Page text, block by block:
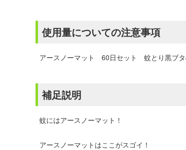
使用量についての注意事項
アースノーマット 60日セット 蚊とり黒ブタ
補足説明
蚊にはアースノーマット！
アースノーマットはここがスゴイ！